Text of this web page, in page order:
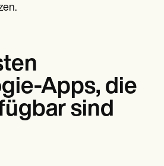
Apps, die
sind